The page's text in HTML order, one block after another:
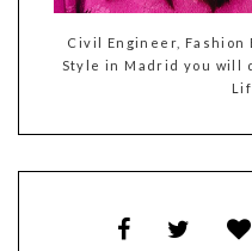
Civil Engineer,
Style in Madrid you will